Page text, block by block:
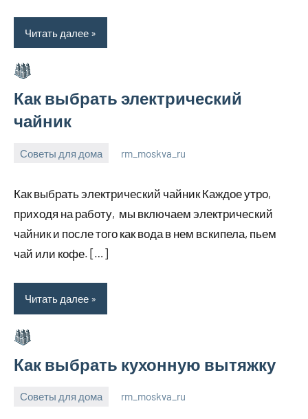
Читать далее
Как выбрать электрический
чайник
Советы для дома
2023
rm_moskva_ru
Как выбрать электрический чайник Каждое утро,
приходя на работу, мы включаем электрический
чайник и после того как вода в нем вскипела, пьем
чай или кофе. […]
Читать далее
Как выбрать кухонную вытяжку
Советы для дома rm_moskva_ru